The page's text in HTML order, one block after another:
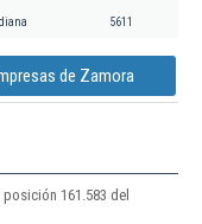
5611
de Zamora
161.583 del